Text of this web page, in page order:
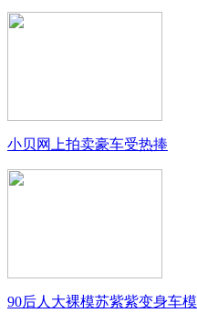
小贝网上拍卖豪车受热捧
90后人大裸模苏紫紫变身车模